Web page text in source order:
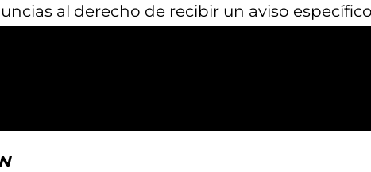
al derecho de recibir un aviso
esta Política de Privacidad para estar
sujeto y se considerará que has
tu uso continuado del Sitio después de la